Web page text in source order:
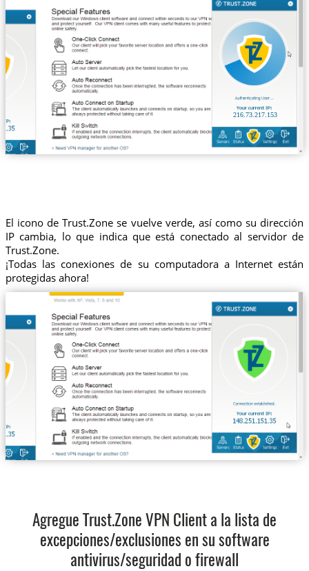
216.73.217.153
El icono de Trust.Zone se vuelve verde, así como su dirección
IP cambia, lo que indica que está conectado al servidor de
Trust.Zone.
¡Todas las conexiones de su computadora a Internet están
protegidas ahora!
Agregue Trust.Zone VPN Client a la lista de
excepciones/exclusiones en su software
antivirus/seguridad o firewall